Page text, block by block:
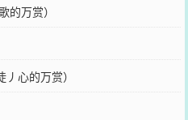
的万赏）
心的万赏）